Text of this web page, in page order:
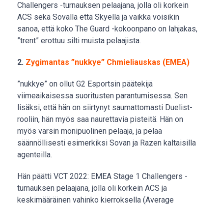
Challengers -turnauksen pelaajana, jolla oli korkein
ACS sekä Sovalla että Skyellä ja vaikka voisikin
sanoa, että koko The Guard -kokoonpano on lahjakas,
”trent” erottuu silti muista pelaajista.
2. Zygimantas ”nukkye” Chmieliauskas (EMEA)
”nukkye” on ollut G2 Esportsin päätekijä
viimeaikaisessa suoritusten parantumisessa. Sen
lisäksi, että hän on siirtynyt saumattomasti Duelist-
rooliin, hän myös saa naurettavia pisteitä. Hän on
myös varsin monipuolinen pelaaja, ja pelaa
säännöllisesti esimerkiksi Sovan ja Razen kaltaisilla
agenteilla.
Hän päätti VCT 2022: EMEA Stage 1 Challengers -
turnauksen pelaajana, jolla oli korkein ACS ja
keskimääräinen vahinko kierroksella (Average